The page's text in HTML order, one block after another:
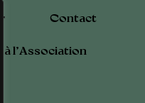
Contact
l’Association